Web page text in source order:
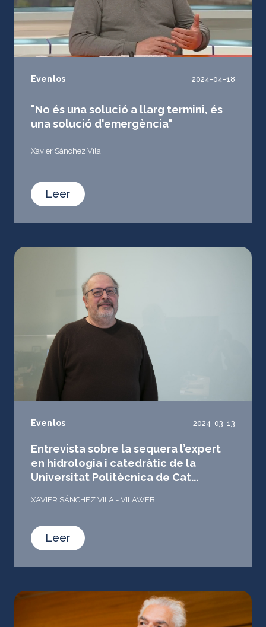
Eventos 2024-04-18
"No és una solució a llarg termini, és
una solució d'emergència"
Xavier Sánchez Vila
Leer
Eventos 2024-03-13
Entrevista sobre la sequera l’expert
en hidrologia i catedràtic de la
Universitat Politècnica de Cat...
XAVIER SÁNCHEZ VILA - VILAWEB
Leer